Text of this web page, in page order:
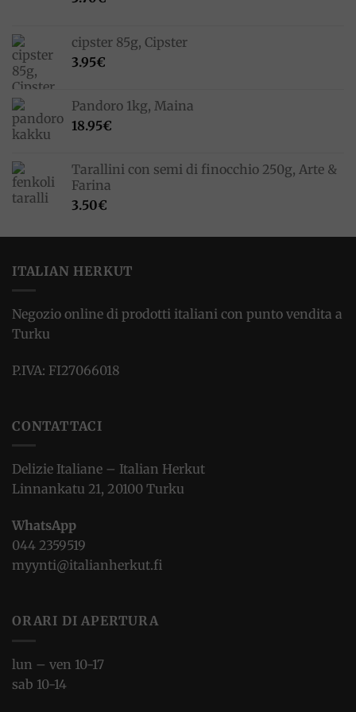
cipster 85g, Cipster
3.95€
Pandoro 1kg, Maina
18.95€
Tarallini con semi di finocchio 250g, Arte &
Farina
3.50€
ITALIAN HERKUT
Negozio online di prodotti italiani con punto vendita a
Turku
P.IVA: FI27066018
CONTATTACI
Delizie Italiane – Italian Herkut
Linnankatu 21, 20100 Turku
WhatsApp
044 2359519
myynti@italianherkut.fi
ORARI DI APERTURA
lun – ven 10-17
sab 10-14